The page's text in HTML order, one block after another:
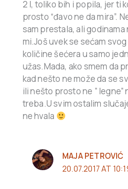
2 l, toliko bih i popila, jer ti
prosto “đavo ne da mira”.
sam prestala, ali godinama
mi.Još uvek se sećam
količine šećera u samo
užas.Mada, ako smem da
kad nešto ne može da se
ili nešto prosto ne ” legne”
treba.U svim ostalim
ne hvala
MAJA PETROVIĆ
20.07.2017 AT